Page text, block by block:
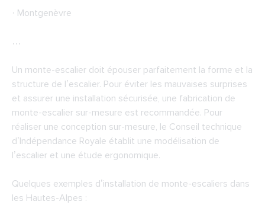
· Montgenèvre
…
Un monte-escalier doit épouser parfaitement la forme et la
structure de l’escalier. Pour éviter les mauvaises surprises
et assurer une installation sécurisée, une fabrication de
monte-escalier sur-mesure est recommandée. Pour
réaliser une conception sur-mesure, le Conseil technique
d’Indépendance Royale établit une modélisation de
l’escalier et une étude ergonomique.
Quelques exemples d’installation de monte-escaliers dans
les Hautes-Alpes :